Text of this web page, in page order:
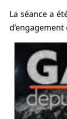
La séance a
d’engagement